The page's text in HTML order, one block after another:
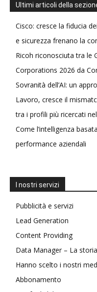
Ultimi articoli della
Cisco: cresce la fiducia
e sicurezza frenano la
Ricoh riconosciuta tra le
Corporations 2026 da
Sovranità dell’AI: un
Lavoro, cresce il
tra i profili più ricercati
Come l’intelligenza
performance aziendali
I nostri servizi
Pubblicità e servizi
Lead Generation
Content Providing
Data Manager – La storia
Hanno scelto i nostri
Abbonamento